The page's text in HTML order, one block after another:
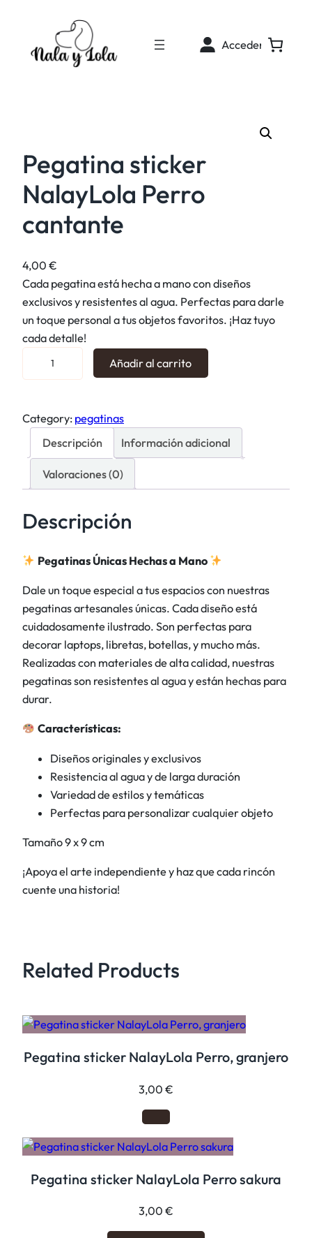
Acceder
Pegatina sticker
NalayLola Perro
cantante
4,00 €
Cada pegatina está hecha a mano con diseños
exclusivos y resistentes al agua. Perfectas para darle
un toque personal a tus objetos favoritos. ¡Haz tuyo
cada detalle!
t
c
e
r
N
a
l
a
y
o
r
c
n
c
n
a
d
Añadir al carrito
Category: pegatinas
Descripción
Información adicional
Valoraciones (0)
Descripción
Pegatinas Únicas Hechas a Mano
Dale un toque especial a tus espacios con nuestras
pegatinas artesanales únicas. Cada diseño está
cuidadosamente ilustrado. Son perfectas para
decorar laptops, libretas, botellas, y mucho más.
Realizadas con materiales de alta calidad, nuestras
pegatinas son resistentes al agua y están hechas para
durar.
Características:
Diseños originales y exclusivos
Resistencia al agua y de larga duración
Variedad de estilos y temáticas
Perfectas para personalizar cualquier objeto
Tamaño 9 x 9 cm
¡Apoya el arte independiente y haz que cada rincón
cuente una historia!
Related Products
Pegatina sticker NalayLola Perro, granjero
3,00 €
Pegatina sticker NalayLola Perro sakura
3,00 €